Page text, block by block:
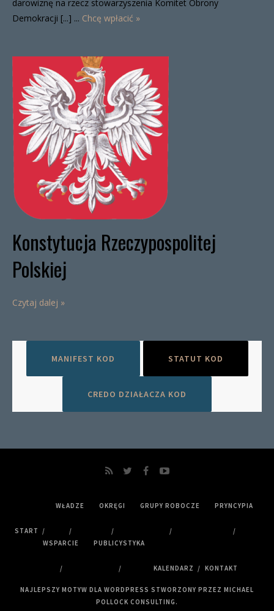
darowiznę na rzecz stowarzyszenia Komitet Obrony
Demokracji [...] ... Chcę wpłacić »
Konstytucja Rzeczypospolitej
Polskiej
Czytaj dalej »
MANIFEST KOD STATUT KOD
CREDO DZIAŁACZA KOD
START
WŁADZE OKRĘGI GRUPY ROBOCZE PRYNCYPIA
WSPARCIE PUBLICYSTYKA
KALENDARZ KONTAKT
NAJLEPSZY MOTYW DLA WORDPRESS STWORZONY PRZEZ MICHAEL
POLLOCK CONSULTING.